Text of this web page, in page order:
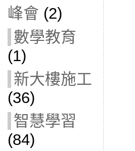
峰會 (2)
數學教育
(1)
新大樓施工
(36)
智慧學習
(84)